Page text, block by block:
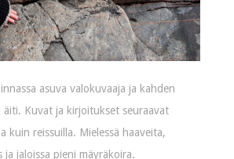
asuva valokuvaaja ja kahden
äiti. Kuvat ja kirjoitukset seuraavat
kuin reissuilla. Mielessä haaveita,
ja jaloissa pieni mäyräkoira.